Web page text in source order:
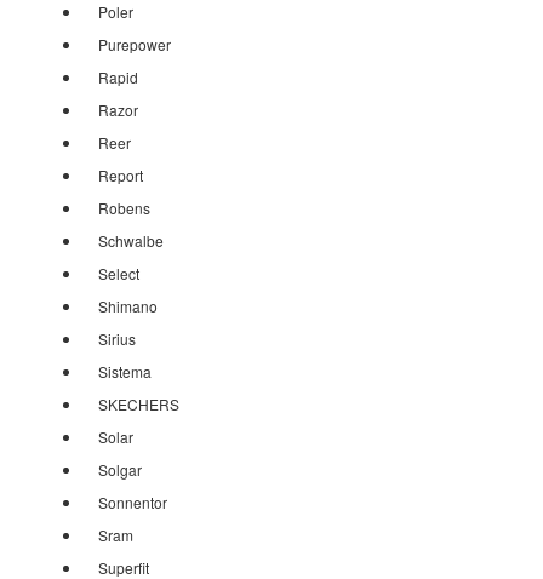
Poler
Purepower
Rapid
Razor
Reer
Report
Robens
Schwalbe
Select
Shimano
Sirius
Sistema
SKECHERS
Solar
Solgar
Sonnentor
Sram
Superfit